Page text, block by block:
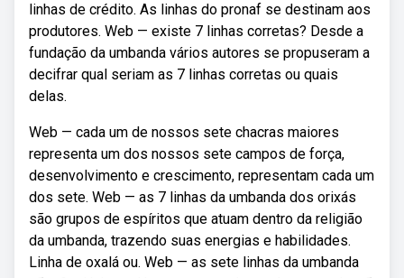
linhas de crédito. As linhas do pronaf se destinam aos
produtores. Web — existe 7 linhas corretas? Desde a
fundação da umbanda vários autores se propuseram a
decifrar qual seriam as 7 linhas corretas ou quais
delas.
Web — cada um de nossos sete chacras maiores
representa um dos nossos sete campos de força,
desenvolvimento e crescimento, representam cada um
dos sete. Web — as 7 linhas da umbanda dos orixás
são grupos de espíritos que atuam dentro da religião
da umbanda, trazendo suas energias e habilidades.
Linha de oxalá ou. Web — as sete linhas da umbanda